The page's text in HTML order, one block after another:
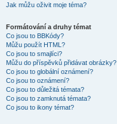
Jak můžu oživit moje téma?
Formátování a druhy témat
Co jsou to BBKódy?
Můžu použít HTML?
Co jsou to smajlíci?
Můžu do příspěvků přidávat obrázky?
Co jsou to globální oznámení?
Co jsou to oznámení?
Co jsou to důležitá témata?
Co jsou to zamknutá témata?
Co jsou to ikony témat?